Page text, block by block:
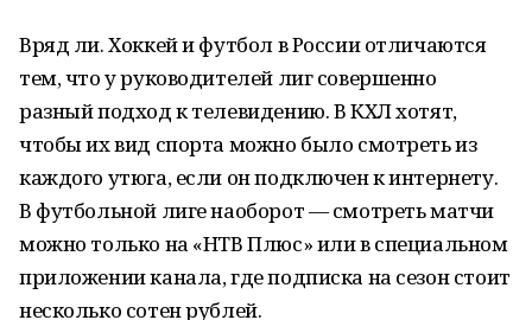
Вряд ли. Хоккей и футбол в России отличаются
тем, что у руководителей лиг совершенно
разный подход к телевидению. В КХЛ хотят,
чтобы их вид спорта можно было смотреть из
каждого утюга, если он подключен к интернету.
В футбольной лиге наоборот — смотреть матчи
можно только на «НТВ Плюс» или в специальном
приложении канала, где подписка на сезон стоит
несколько сотен рублей.